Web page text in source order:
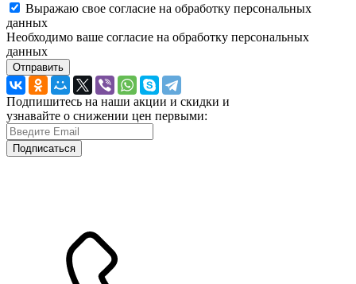
Выражаю свое согласие на обработку персональных
данных
Необходимо ваше согласие на обработку персональных
данных
Отправить
Подпишитесь на наши акции и скидки и
узнавайте о снижении цен первыми:
Подписаться